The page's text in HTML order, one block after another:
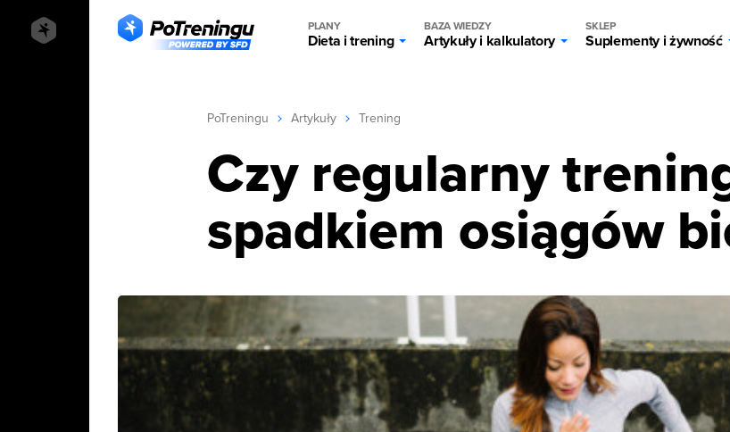
PLANY
Dieta i trening
BAZA WIEDZY
Artykuły i kalkulatory
SKLEP
Suplementy i żywność
PoTreningu Artykuły Trening
Czy regularny
spadkiem osiągów